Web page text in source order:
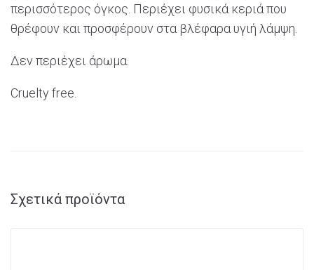
περισσότερος όγκος. Περιέχει φυσικά κεριά που
θρέφουν και προσφέρουν στα βλέφαρα υγιή λάμψη.
Δεν περιέχει άρωμα.
Cruelty free.
Σχετικά προϊόντα